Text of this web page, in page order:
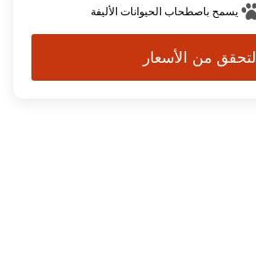
يسمح باصطحاب الحيوانات الأليفة
التحقق من الأسعار